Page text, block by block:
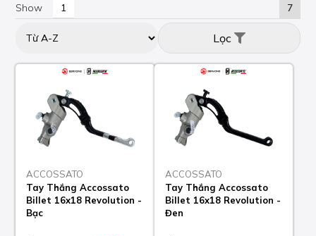
Show
7
Lọc
ACCOSSATO
Tay Thắng Accossato
Billet 16x18 Revolution -
Bạc
ACCOSSATO
Tay Thắng Accossato
Billet 16x18 Revolution -
Đen